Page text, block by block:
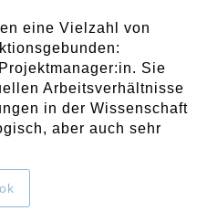
eine Vielzahl von
Sie
Arbeitsverhältnisse
in der Wissenschaft
aber auch sehr